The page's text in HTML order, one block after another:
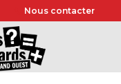
Nous contacter